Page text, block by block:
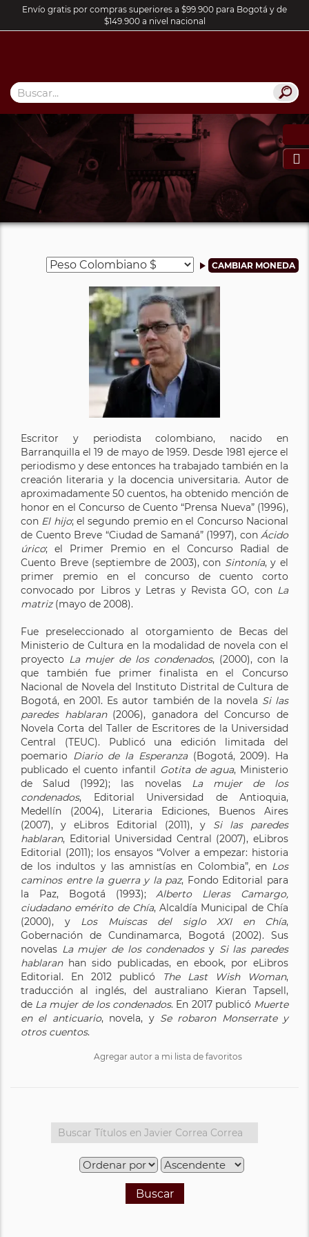
Envío gratis por compras superiores a $99.900 para Bogotá y de
$149.900 a nivel nacional

Escritor y periodista colombiano, nacido en
Barranquilla el 19 de mayo de 1959. Desde 1981 ejerce el
periodismo y dese entonces ha trabajado también en la
creación literaria y la docencia universitaria. Autor de
aproximadamente 50 cuentos, ha obtenido mención de
honor en el Concurso de Cuento “Prensa Nueva” (1996),
con El hijo; el segundo premio en el Concurso Nacional
de Cuento Breve “Ciudad de Samaná” (1997), con Ácido
úrico; el Primer Premio en el Concurso Radial de
Cuento Breve (septiembre de 2003), con Sintonía, y el
primer premio en el concurso de cuento corto
convocado por Libros y Letras y Revista GO, con La
matriz(mayo de 2008).
Fue preseleccionado al otorgamiento de Becas del
Ministerio de Cultura en la modalidad de novela con el
proyecto La mujer de los condenados, (2000), con la
que también fue primer finalista en el Concurso
Nacional de Novela del Instituto Distrital de Cultura de
Bogotá, en 2001. Es autor también de la novela Si las
paredes hablaran(2006), ganadora del Concurso de
Novela Corta del Taller de Escritores de la Universidad
Central (TEUC). Publicó una edición limitada del
poemario Diario de la Esperanza(Bogotá, 2009). Ha
publicado el cuento infantil Gotita de agua, Ministerio
de Salud (1992); las novelas La mujer de los
condenados, Editorial Universidad de Antioquia,
Medellín (2004), Literaria Ediciones, Buenos Aires
(2007), y eLibros Editorial (2011), y Si las paredes
hablaran, Editorial Universidad Central (2007), eLibros
Editorial (2011); los ensayos “Volver a empezar: historia
de los indultos y las amnistías en Colombia”, en Los
caminos entre la guerra y la paz, Fondo Editorial para
la Paz, Bogotá (1993);Alberto Lleras Camargo,
ciudadano emérito de Chía, Alcaldía Municipal de Chía
(2000), y Los Muiscas del siglo XXI en Chía,
Gobernación de Cundinamarca, Bogotá (2002). Sus
novelas La mujer de los condenadosy Si las paredes
hablaranhan sido publicadas, en ebook, por eLibros
Editorial. En 2012 publicó
The Last Wish Woman,
traducción al inglés, del australiano Kieran Tapsell,
de La mujer de los condenados. En 2017 publicó Muerte
en el anticuario, novela, y Se robaron Monserrate y
otros cuentos.
Agregar autor a mi lista de favoritos
Buscar